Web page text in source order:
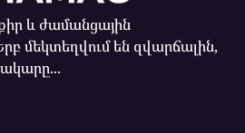
և ժամանցային
մեկտեղվում են զվարճալին,